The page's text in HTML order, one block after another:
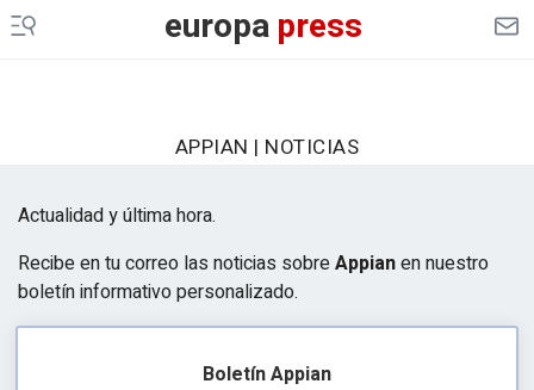
MERCADOFINANCIERO
ES EUROPA
GENERACIÓN DE OPORTUNIDADES
europapress
APPIAN | NOTICIAS
Actualidad y última hora.
Recibe en tu correo las noticias sobreAppianen nuestro
boletín informativo personalizado.
Boletín Appian